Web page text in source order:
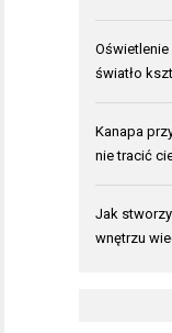
światło
Kanapa
nie tracić
Jak
wnętrzu